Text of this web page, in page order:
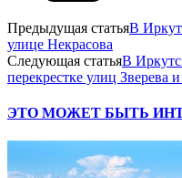
Предыдущая статьяВ
улице Некрасова
Следующая статьяВ
перекрестке улиц Зверева
ЭТО МОЖЕТ БЫТЬ